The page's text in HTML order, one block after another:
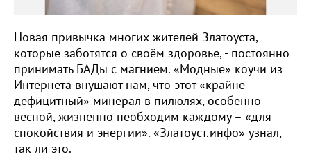
Новая привычка многих жителей Златоуста,
которые заботятся о своём здоровье, - постоянно
принимать БАДы с магнием. «Модные» коучи из
Интернета внушают нам, что этот «крайне
дефицитный» минерал в пилюлях, особенно
весной, жизненно необходим каждому – «для
спокойствия и энергии». «Златоуст.инфо» узнал,
так ли это.